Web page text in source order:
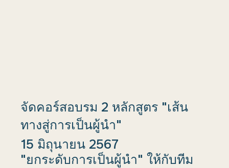
จัดคอร์สอบรม 2 หลักสูตร "เส้น
ทางสู่การเป็นผู้นำ"
15 มิถุนายน 2567
"ยกระดับการเป็นผู้นำ" ให้กับทีม